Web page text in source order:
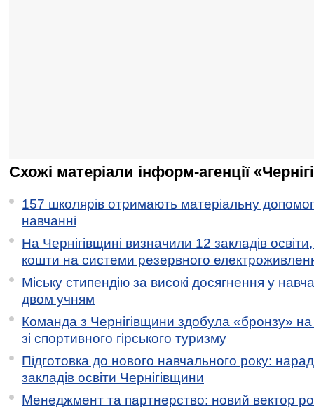
Схожі матеріали інформ-агенції
157 школярів отримають матеріальну
навчанні
На Чернігівщині визначили 12 закладів
кошти на системи резервного
Міську стипендію за високі досягнення у
двом учням
Команда з Чернігівщини здобула «бронзу» на
зі спортивного гірського туризму
Підготовка до нового навчального року:
закладів освіти Чернігівщини
Менеджмент та партнерство: новий вектор